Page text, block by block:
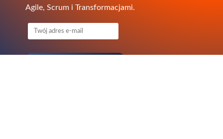
Agile, Scrum i Transformacjami.